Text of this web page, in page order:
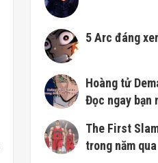
5 Arc đáng
Hoàng tử
Đọc ngay bạn
The First
trong năm qua